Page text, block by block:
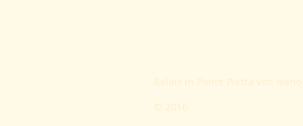
Relais in Ponte Pietra von
© 2016